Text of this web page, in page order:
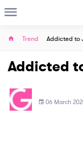
Trend Addicted to
Addicted
06 March